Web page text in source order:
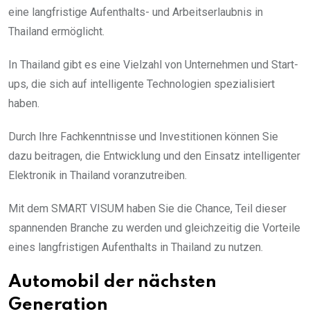
eine langfristige Aufenthalts- und Arbeitserlaubnis in
Thailand ermöglicht.
In Thailand gibt es eine Vielzahl von Unternehmen und Start-
ups, die sich auf intelligente Technologien spezialisiert
haben.
Durch Ihre Fachkenntnisse und Investitionen können Sie
dazu beitragen, die Entwicklung und den Einsatz intelligenter
Elektronik in Thailand voranzutreiben.
Mit dem SMART VISUM haben Sie die Chance, Teil dieser
spannenden Branche zu werden und gleichzeitig die Vorteile
eines langfristigen Aufenthalts in Thailand zu nutzen.
Automobil der nächsten
Generation